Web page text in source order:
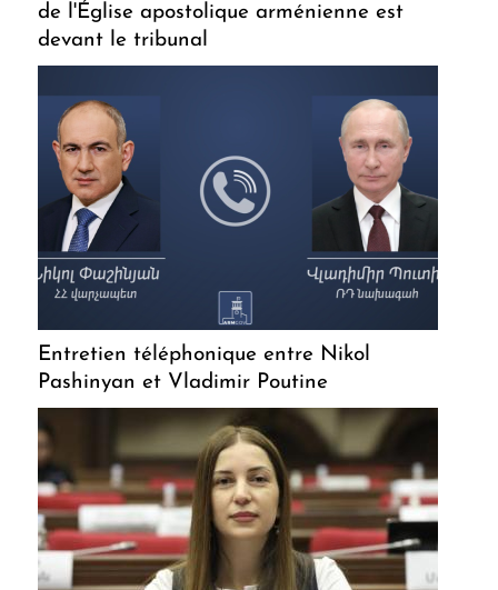
de l'Église apostolique arménienne est
devant le tribunal
Entretien téléphonique entre Nikol
Pashinyan et Vladimir Poutine